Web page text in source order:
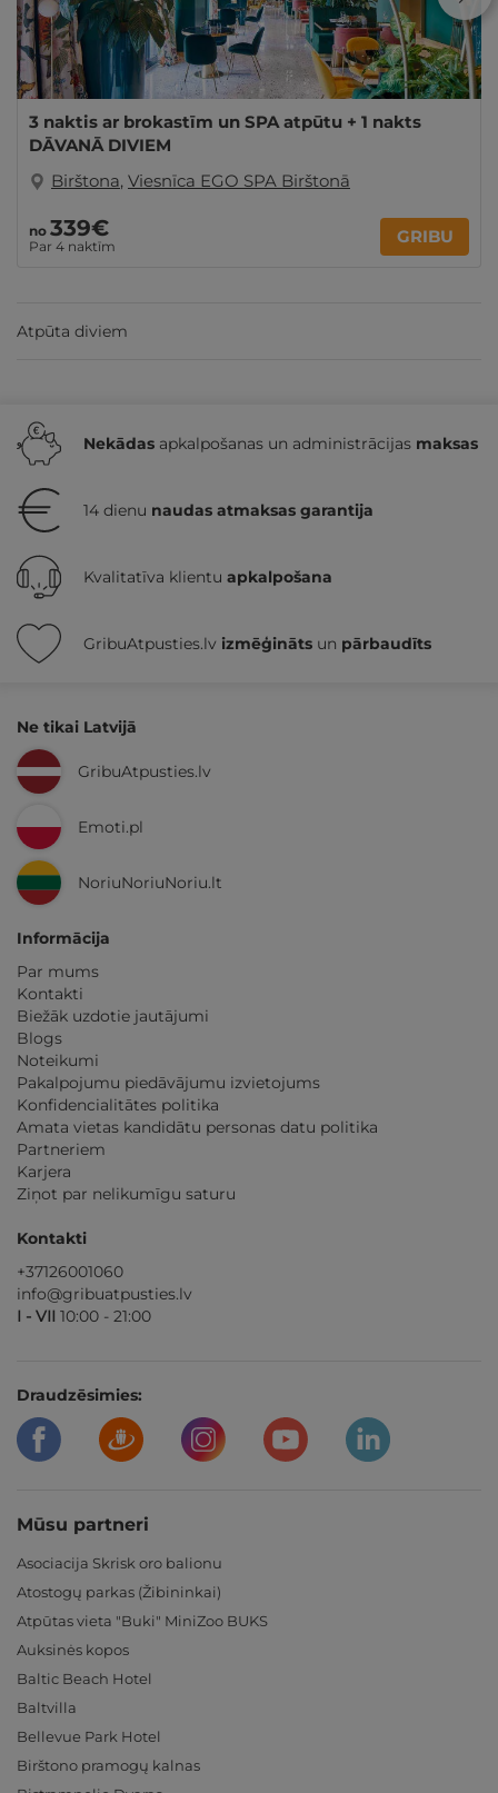
3 naktis ar brokastīm un SPA atpūtu + 1 nakts
DĀVANĀ DIVIEM
Birštona, Viesnīca EGO SPA Birštonā
no 339€
Par 4 naktīm GRIBU
Atpūta diviem
Nekādas apkalpošanas un administrācijas maksas
14 dienu naudas atmaksas garantija
Kvalitatīva klientu apkalpošana
GribuAtpusties.lv izmēģināts un pārbaudīts
Ne tikai Latvijā
GribuAtpusties.lv
Emoti.pl
NoriuNoriuNoriu.lt
Informācija
Par mums
Kontakti
Biežāk uzdotie jautājumi
Blogs
Noteikumi
Pakalpojumu piedāvājumu izvietojums
Konfidencialitātes politika
Amata vietas kandidātu personas datu politika
Partneriem
Karjera
Ziņot par nelikumīgu saturu
Kontakti
+37126001060
info@gribuatpusties.lv
I - VII 10:00 - 21:00
Draudzēsimies:
Mūsu partneri
Asociacija Skrisk oro balionu
Atostogų parkas (Žibininkai)
Atpūtas vieta "Buki" MiniZoo BUKS
Auksinės kopos
Baltic Beach Hotel
Baltvilla
Bellevue Park Hotel
Birštono pramogų kalnas